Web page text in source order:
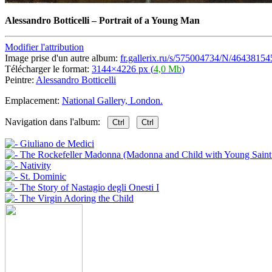
Alessandro Botticelli–Portrait of a Young Man
Modifier l'attribution
Image prise d'un autre album: fr.gallerix.ru/s/575004734/N/
Télécharger le format: 3144×4226 px (4,0 Mb)
Peintre: Alessandro Botticelli
Emplacement: National Gallery, London.
Navigation dans l'album: Ctrl Ctrl